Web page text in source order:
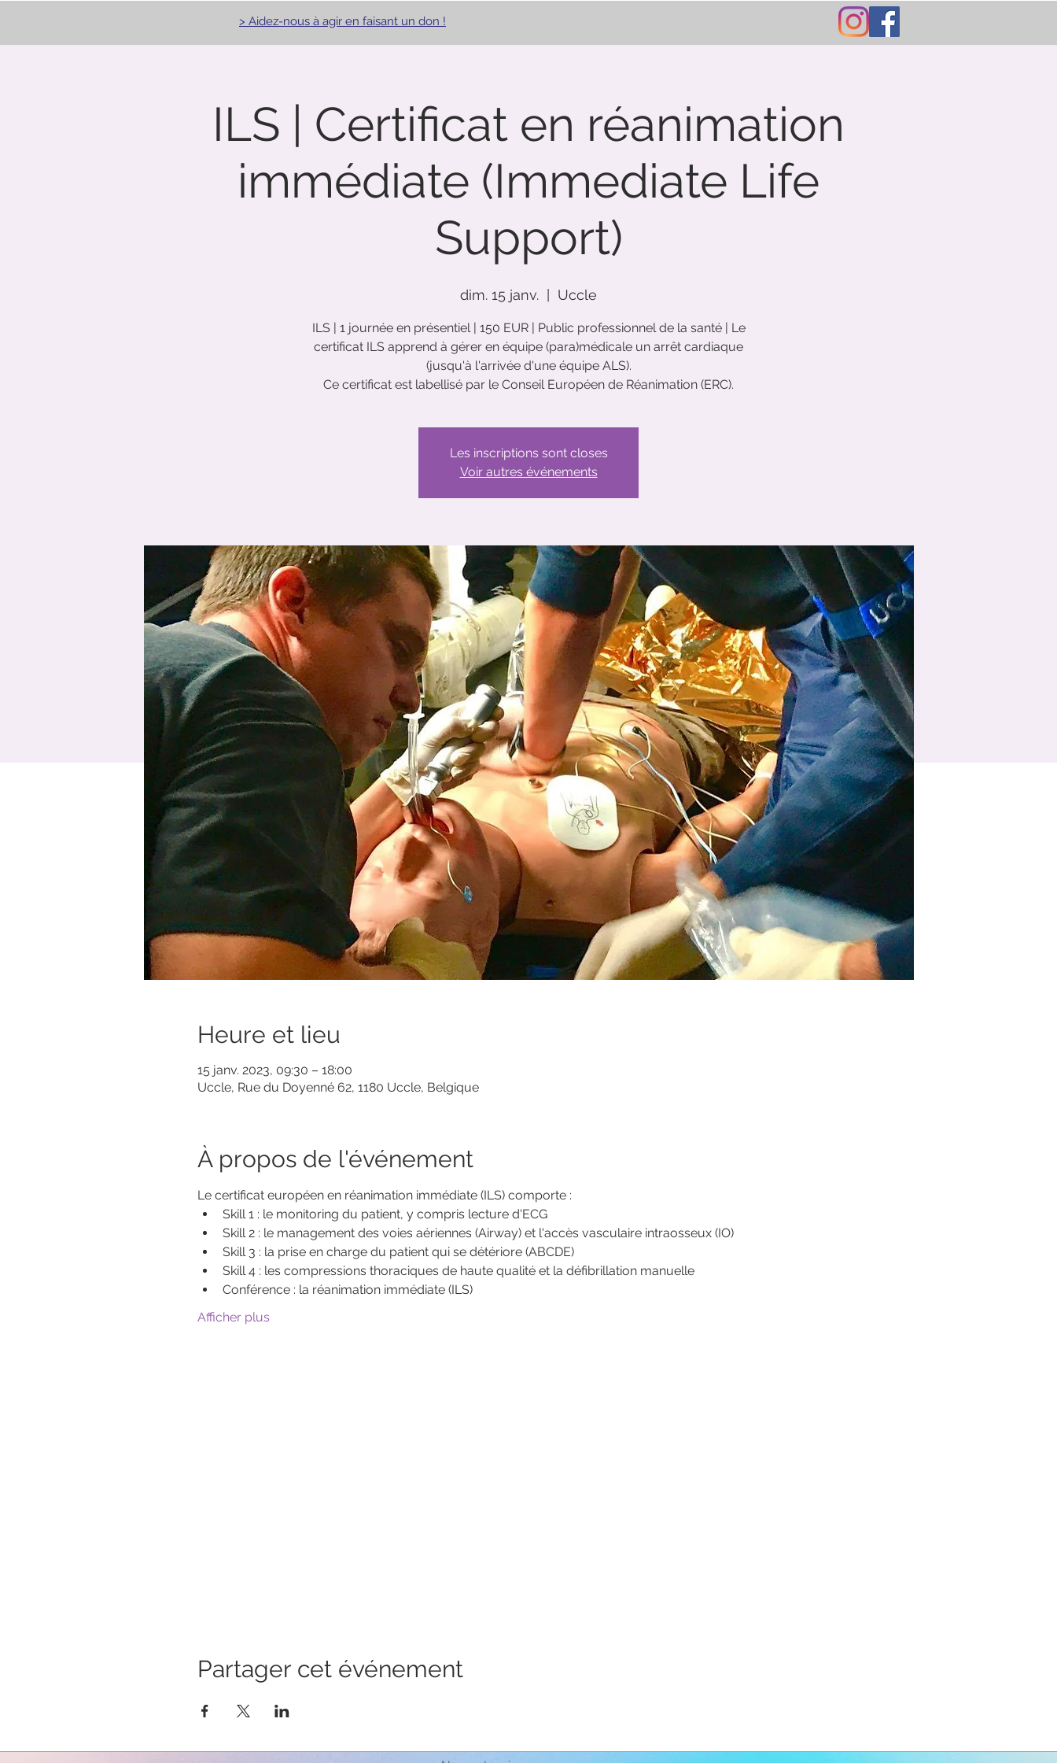
> Aidez-nous à agir en faisant un don !
> Aidez-nous à agir en faisant un don !
ILS | Certificat en réanimation
immédiate (Immediate Life
Support)
dim. 15 janv. Uccle
ILS | 1 journée en présentiel | 150 EUR | Public professionnel de la santé | Le
certificat ILS apprend à gérer en équipe (para)médicale un arrêt cardiaque
(jusqu'à l'arrivée d'une équipe ALS).
Ce certificat est labellisé par le Conseil Européen de Réanimation (ERC).
Les inscriptions sont closes
Voir autres événements
Heure et lieu
15 janv. 2023, 09:30 – 18:00
Uccle, Rue du Doyenné 62, 1180 Uccle, Belgique
À propos de l'événement
Le certificat européen en réanimation immédiate (ILS) comporte :
Skill 1 : le monitoring du patient, y compris lecture d'ECG
Skill 2 : le management des voies aériennes (Airway) et l'accès vasculaire intraosseux (IO)
Skill 3 : la prise en charge du patient qui se détériore (ABCDE)
Skill 4 : les compressions thoraciques de haute qualité et la défibrillation manuelle
Conférence : la réanimation immédiate (ILS)
Afficher plus
Partager cet événement